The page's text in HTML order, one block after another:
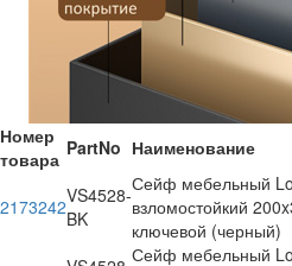
Номер
товара PartNo Наименование
2173242VS4528-
BK
Сейф мебельный
взломостойкий
ключевой (черный)
Сейф мебельный